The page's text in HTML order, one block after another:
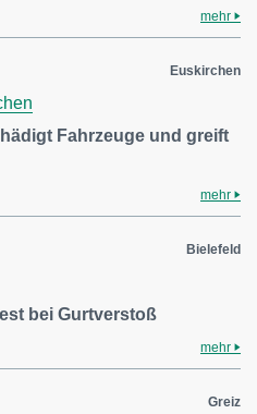
mehr
Euskirchen
Fahrzeuge und greift
mehr
Bielefeld
bei Gurtverstoß
mehr
Greiz